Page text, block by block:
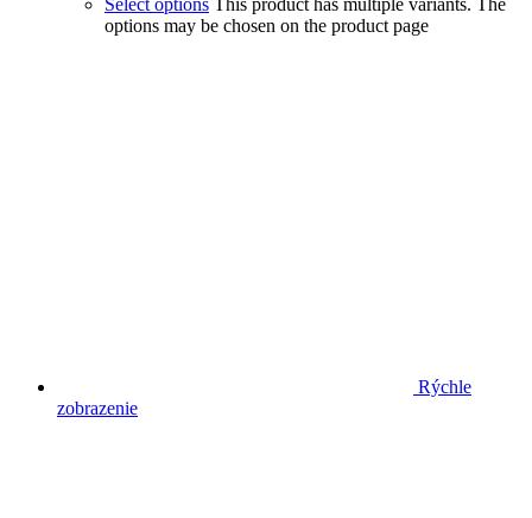
Select options This product has multiple variants. The
options may be chosen on the product page
Rýchle
zobrazenie